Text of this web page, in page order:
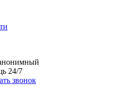
24/7
звонок